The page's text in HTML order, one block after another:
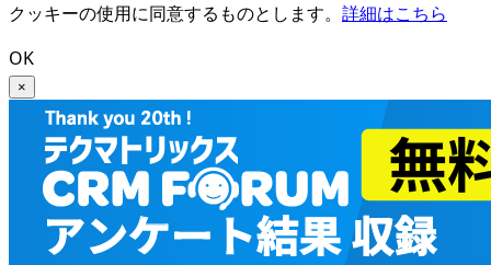
クッキーの使用に同意するものとします。 詳細はこちら
OK
×